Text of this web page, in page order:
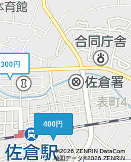
400円
300円
©2026 ZENRIN DataCom
地図データ©2026 ZENRIN